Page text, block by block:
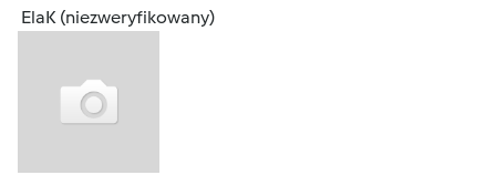
ElaK (niezweryfikowany)